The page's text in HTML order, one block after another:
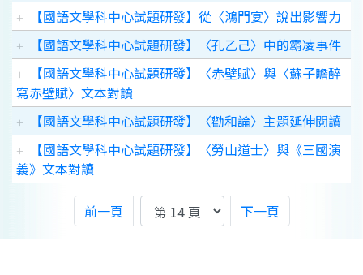
【國語文學科中心試題研發】從〈鴻門宴〉說出影響力
【國語文學科中心試題研發】〈孔乙己〉中的霸凌事件
【國語文學科中心試題研發】〈赤壁賦〉與〈蘇子瞻醉
寫赤壁賦〉文本對讀
【國語文學科中心試題研發】〈勸和論〉主題延伸閱讀
【國語文學科中心試題研發】〈勞山道士〉與《三國演
義》文本對讀
前一頁 下一頁